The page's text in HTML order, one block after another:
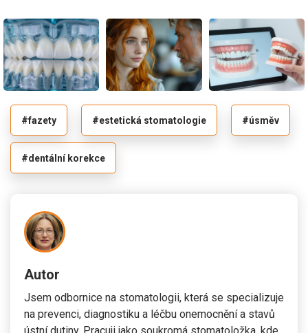
#fazety #estetická stomatologie #úsměv
#dentální korekce
Autor
Jsem odbornice na stomatologii, která se specializuje
na prevenci, diagnostiku a léčbu onemocnění a stavů
ústní dutiny. Pracuji jako soukromá stomatoložka, kde